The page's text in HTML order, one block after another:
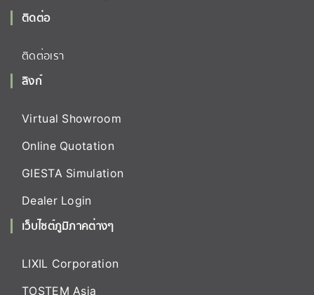
ติดต่อ
ติดต่อเรา
ลิงก์
Virtual Showroom
Online Quotation
GIESTA Simulation
Dealer Login
เว็บไซต์ภูมิภาคต่างๆ
LIXIL Corporation
TOSTEM Asia